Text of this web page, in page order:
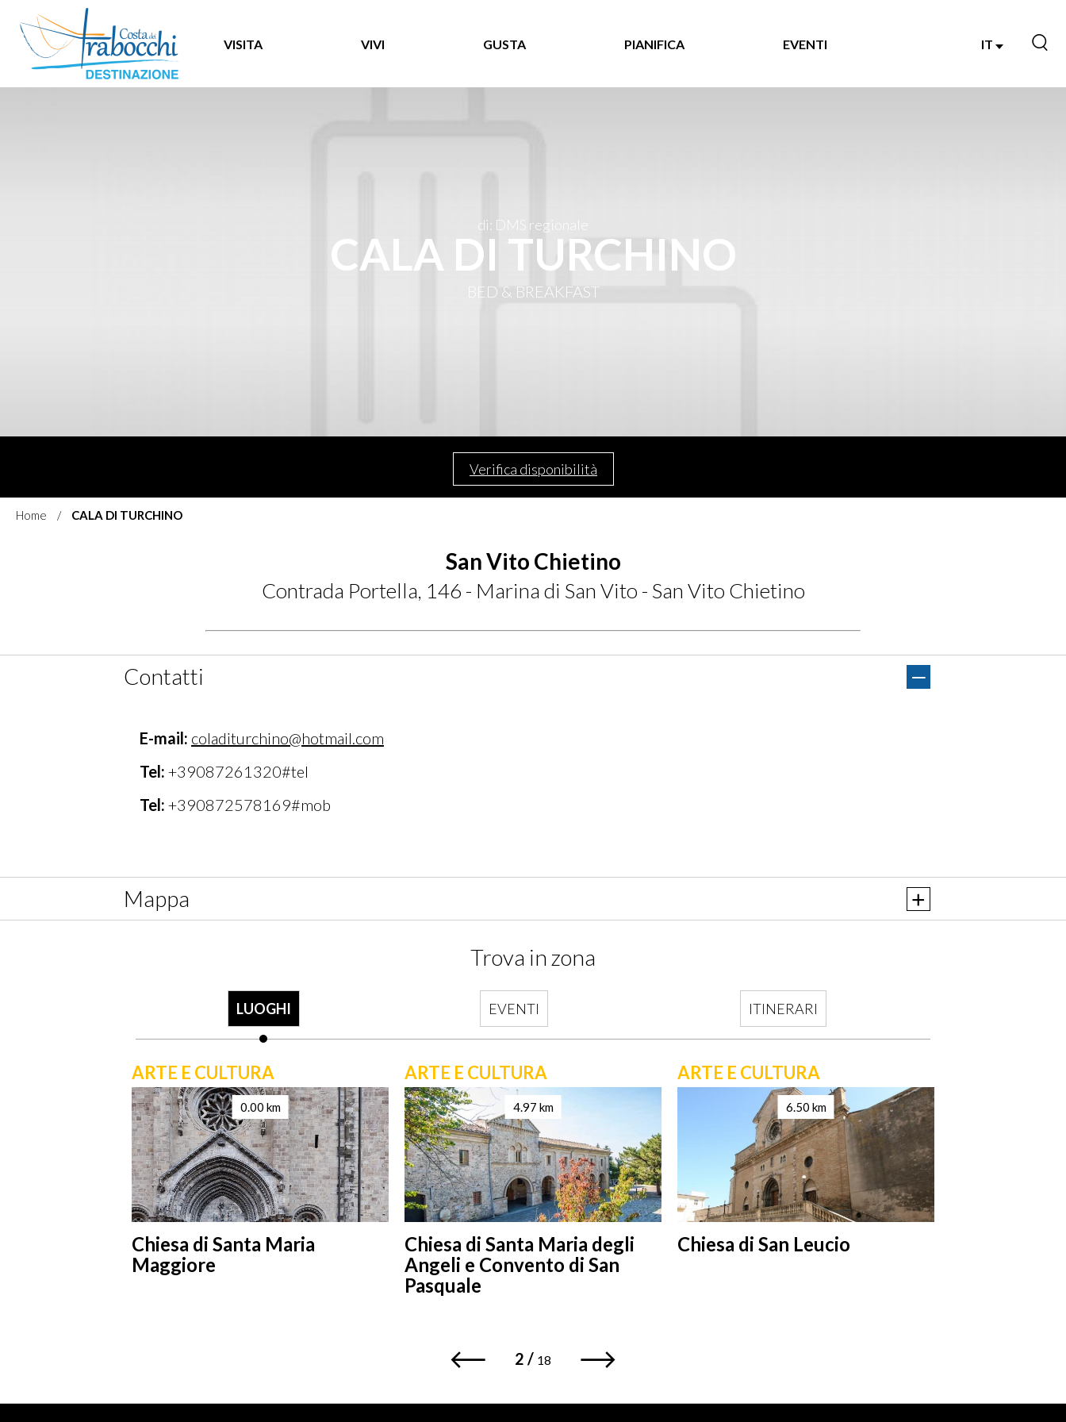
VISITA VIVI GUSTA PIANIFICA EVENTI IT
di: DMS regionale
CALA DI TURCHINO
BED & BREAKFAST
Verifica disponibilità
Home CALA DI TURCHINO
San Vito Chietino
Contrada Portella, 146 - Marina di San Vito - San Vito Chietino
Contatti
E-mail: coladiturchino@hotmail.com
Tel: +39087261320#tel
Tel: +390872578169#mob
Mappa
Trova in zona
LUOGHI EVENTI ITINERARI
ARTE E CULTURA
0.00 km
Chiesa di Santa Maria
Maggiore
ARTE E CULTURA
4.97 km
Chiesa di Santa Maria degli
Angeli e Convento di San
Pasquale
ARTE E CULTURA
6.50 km
Chiesa di San Leucio
2 / 18